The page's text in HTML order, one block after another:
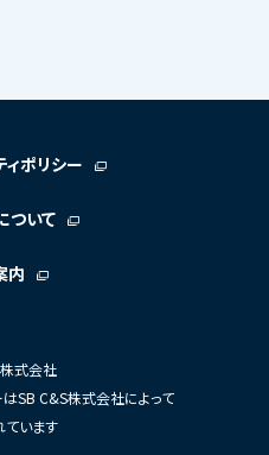
ィポリシー
ついて
内
式会社
SB C&S株式会社によって
います